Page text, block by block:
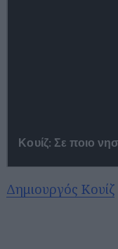
Δημιουργός Κουίζ